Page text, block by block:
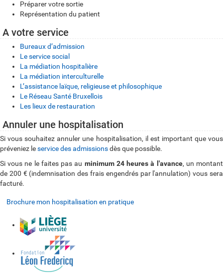
Préparer votre sortie
Représentation du patient
A votre service
Bureaux d’admission
Le service social
La médiation hospitalière
La médiation interculturelle
L’assistance laïque, religieuse et philosophique
Le Réseau Santé Bruxellois
Les lieux de restauration
Annuler une hospitalisation
Si vous souhaitez annuler une hospitalisation, il est important que vous
préveniez leservice des admissionsdès que possible.
Si vous ne le faites pas au minimum 24 heures à l'avance, un montant
de 200 € (indemnisation des frais engendrés par l'annulation) vous sera
facturé.
Brochure mon hospitalisation en pratique